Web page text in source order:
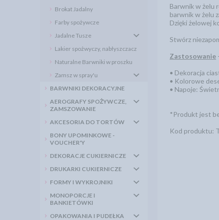
Brokat Jadalny
Farby spożywcze
Jadalne Tusze
Lakier spożwyczy, nabłyszczacz
Naturalne Barwniki w proszku
Zamsz w spray'u
BARWNIKI DEKORACYJNE
AEROGRAFY SPOŻYWCZE,
ZAMSZOWANIE
AKCESORIA DO TORTÓW
BONY UPOMINKOWE -
VOUCHER'Y
DEKORACJE CUKIERNICZE
DRUKARKI CUKIERNICZE
FORMY I WYKROJNIKI
MONOPORCJE I
BANKIETÓWKI
OPAKOWANIA I PUDEŁKA
Barwnik w żelu
barwnik w żelu
Dzięki żelowej
Stwórz
Zastosowanie
• Dekoracja
• Kolorowe
• Napoje:
*Produkt jest
Kod produktu: